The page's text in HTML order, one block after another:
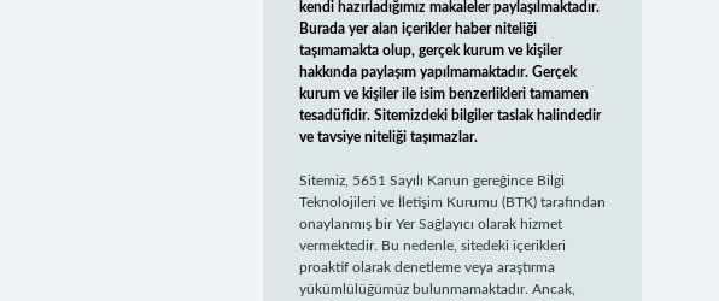
kendi hazırladığımız makaleler paylaşılmaktadır.
Burada yer alan içerikler haber niteliği
taşımamakta olup, gerçek kurum ve kişiler
hakkında paylaşım yapılmamaktadır. Gerçek
kurum ve kişiler ile isim benzerlikleri tamamen
tesadüfidir. Sitemizdeki bilgiler taslak halindedir
ve tavsiye niteliği taşımazlar.
Sitemiz, 5651 Sayılı Kanun gereğince Bilgi
Teknolojileri ve İletişim Kurumu (BTK) tarafından
onaylanmış bir Yer Sağlayıcı olarak hizmet
vermektedir. Bu nedenle, sitedeki içerikleri
proaktif olarak denetleme veya araştırma
yükümlülüğümüz bulunmamaktadır. Ancak,